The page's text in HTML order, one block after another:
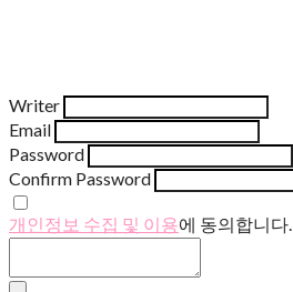
Writer
Email
Password
Confirm Password
개인정보 수집 및 이용에 동의합니다.